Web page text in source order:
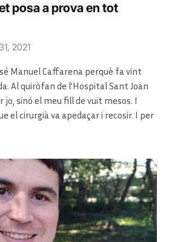
posa a prova en tot
2021
Manuel Caffarena perquè fa vint
Al quiròfan de l’Hospital Sant Joan
jo, sinó el meu fill de vuit mesos. I
el cirurgià va apedaçar i recosir. I per